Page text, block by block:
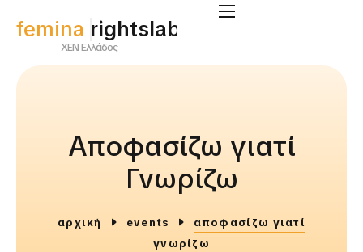
femina rightslab
ΧΕΝ Ελλάδος
Αποφασίζω γιατί
Γνωρίζω
αρχική events
αποφασίζω γιατί
γνωρίζω